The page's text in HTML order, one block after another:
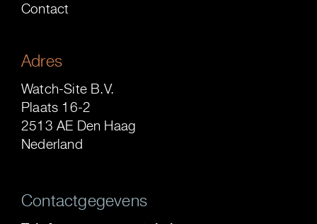
Contact
Adres
Watch-Site B.V.
Plaats 16-2
2513 AE Den Haag
Nederland
Contactgegevens